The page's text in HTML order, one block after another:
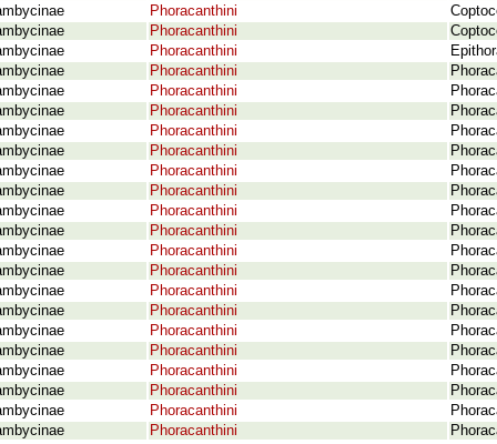
Phoracanthini
Phoracanthini
Phoracanthini
Phoracanthini
Phoracanthini
Phoracanthini
Phoracanthini
Phoracanthini
Phoracanthini
Phoracanthini
Phoracanthini
Phoracanthini
Phoracanthini
Phoracanthini
Phoracanthini
Phoracanthini
Phoracanthini
Phoracanthini
Phoracanthini
Phoracanthini
Phoracanthini
Phoracanthini